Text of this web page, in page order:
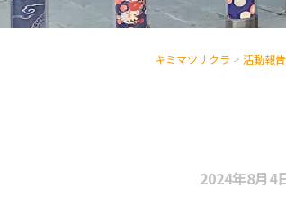
キミマツサクラ > 活動報告
2024年8月4